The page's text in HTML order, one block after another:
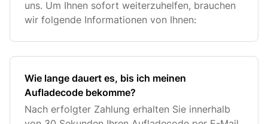
uns. Um Ihnen sofort weiterzuhelfen, brauchen
wir folgende Informationen von Ihnen:
Wie lange dauert es, bis ich meinen
Aufladecode bekomme?
Nach erfolgter Zahlung erhalten Sie innerhalb